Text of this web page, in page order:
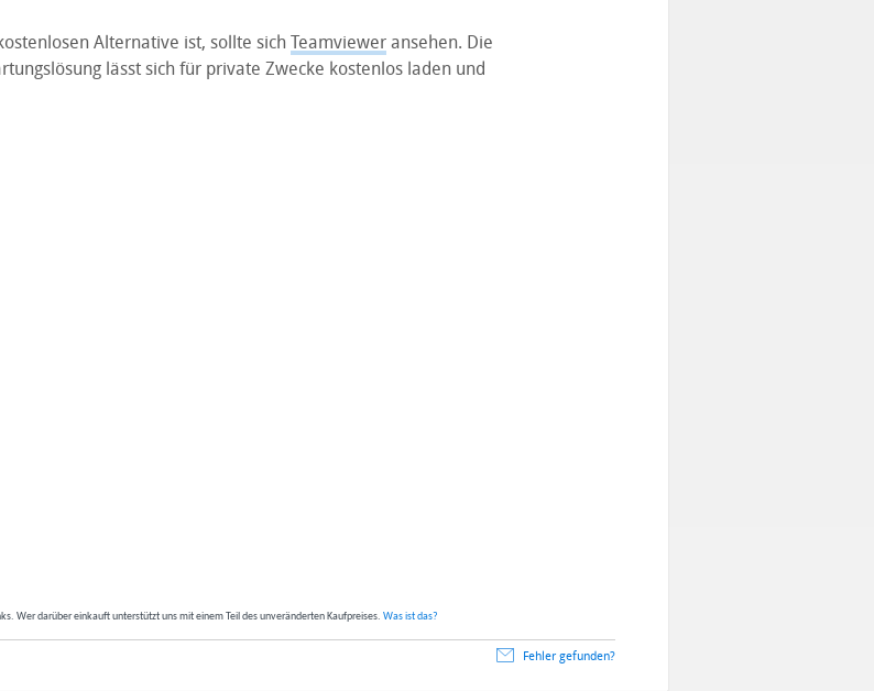
Alternative ist, sollte sich Teamvieweransehen. Die
lässt sich für private Zwecke kostenlos laden und
Wer darüber einkauft unterstützt uns mit einem Teil des unveränderten Kaufpreises. Was ist das?
Fehler gefunden?